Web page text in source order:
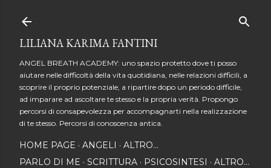
LILIANA KARIMA FANTINI
ANGEL BREATH ACADEMY: uno spazio protetto dove ti posso
aiutare nelle difficoltà della vita quotidiana, nelle relazioni difficili, a
scoprire il proprio potenziale, a ripartire dopo un periodo difficile,
ad imparare ad ascoltare te stesso e la propria verità. Propongo
percorsi di consapevolezza per accompagnarti nella realizzazione
di te stesso. Percorsi di conoscenza antica.
HOME PAGE ANGELI
ALTRO…
PARLO DI ME
SCRITTURA PSICOSINTESI ALTRO…